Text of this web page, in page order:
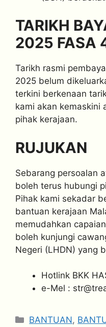
TARIKH
2025 FASA
Tarikh rasmi
2025 belum
terkini berkenaan
kami akan kemaskini
pihak kerajaan.
RUJUKAN
Sebarang persoalan
boleh terus hubungi
Pihak kami sekadar
bantuan kerajaan
memudahkan
boleh kunjungi
Negeri (LHDN) yang
Hotlink BKK
e-Mel :
Categories
BANTUAN,